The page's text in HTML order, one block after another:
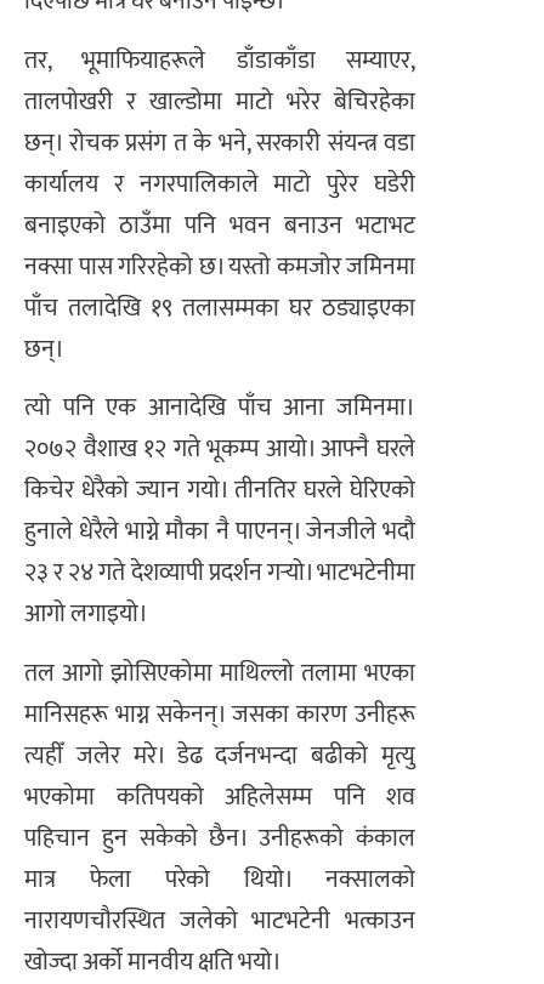
तर, भूमाफियाहरूले डाँडाकाँडा सम्याएर,
तालपोखरी र खाल्डोमा माटो भरेर बेचिरहेका
छन्। रोचक प्रसंग त के भने, सरकारी संयन्त्र वडा
कार्यालय र नगरपालिकाले माटो पुरेर घडेरी
बनाइएको ठाउँमा पनि भवन बनाउन भटाभट
नक्सा पास गरिरहेको छ। यस्तो कमजोर जमिनमा
पाँच तलादेखि १९ तलासम्मका घर ठड्याइएका
छन्।
त्यो पनि एक आनादेखि पाँच आना जमिनमा।
२०७२ वैशाख १२ गते भूकम्प आयो। आफ्नै घरले
किचेर धेरैको ज्यान गयो। तीनतिर घरले घेरिएको
हुनाले धेरैले भाग्ने मौका नै पाएनन्। जेनजीले भदौ
२३ र २४ गते देशव्यापी प्रदर्शन गर्‍यो। भाटभटेनीमा
आगो लगाइयो।
तल आगो झोसिएकोमा माथिल्लो तलामा भएका
मानिसहरू भाग्न सकेनन्। जसका कारण उनीहरू
त्यहीँ जलेर मरे। डेढ दर्जनभन्दा बढीको मृत्यु
भएकोमा कतिपयको अहिलेसम्म पनि शव
पहिचान हुन सकेको छैन। उनीहरूको कंकाल
मात्र फेला परेको थियो। नक्सालको
नारायणचौरस्थित जलेको भाटभटेनी भत्काउन
खोज्दा अर्को मानवीय क्षति भयो।